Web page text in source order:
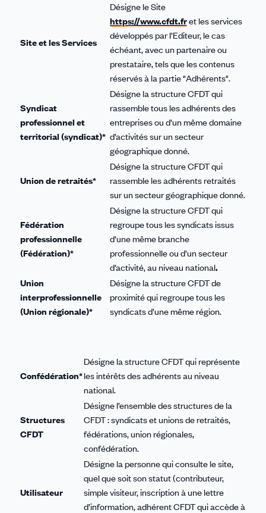
Site et les Services
Désigne le Site
https://www.cfdt.fret les services
développés par l’Editeur, le cas
échéant, avec un partenaire ou
prestataire, tels que les contenus
réservés à la partie "Adhérents".
Syndicat
professionnel et
territorial (syndicat)*
Désigne la structure CFDT qui
rassemble tous les adhérents des
entreprises ou d’un même domaine
d’activités sur un secteur
géographique donné.
Union de retraités*
Désigne la structure CFDT qui
rassemble les adhérents retraités
sur un secteur géographique donné.
Fédération
professionnelle
(Fédération)*
Désigne la structure CFDT qui
regroupe tous les syndicats issus
d’une même branche
professionnelle ou d’un secteur
d’activité, au niveau national.
Union
interprofessionnelle
(Union régionale)*
Désigne la structure CFDT de
proximité qui regroupe tous les
syndicats d’une même région.
Confédération*
Désigne la structure CFDT qui représente
les intérêts des adhérents au niveau
national.
Structures
CFDT
Désigne l’ensemble des structures de la
CFDT : syndicats et unions de retraités,
fédérations, union régionales,
confédération.
Utilisateur
Désigne la personne qui consulte le site,
quel que soit son statut (contributeur,
simple visiteur, inscription à une lettre
d’information, adhérent CFDT qui accède à